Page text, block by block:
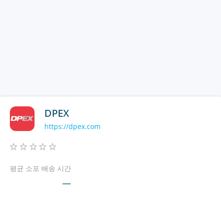
DPEX
https://dpex.com
평균 소포 배송 시간
—